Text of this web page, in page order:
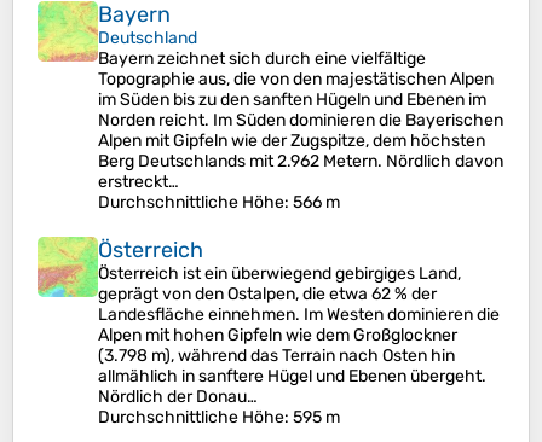
Bayern
Deutschland
Bayern zeichnet sich durch eine vielfältige
Topographie aus, die von den majestätischen Alpen
im Süden bis zu den sanften Hügeln und Ebenen im
Norden reicht. Im Süden dominieren die Bayerischen
Alpen mit Gipfeln wie der Zugspitze, dem höchsten
Berg Deutschlands mit 2.962 Metern. Nördlich davon
erstreckt…
Durchschnittliche Höhe: 566 m
Österreich
Österreich ist ein überwiegend gebirgiges Land,
geprägt von den Ostalpen, die etwa 62 % der
Landesfläche einnehmen. Im Westen dominieren die
Alpen mit hohen Gipfeln wie dem Großglockner
(3.798 m), während das Terrain nach Osten hin
allmählich in sanftere Hügel und Ebenen übergeht.
Nördlich der Donau…
Durchschnittliche Höhe: 595 m